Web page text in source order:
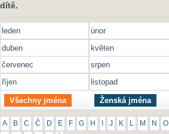
dítě.
leden únor
duben
květen
červenec
srpen
říjen
listopad
Všechny jména Ženská jména
A B C Č D E F G H J K M N O